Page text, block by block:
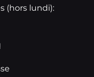
(hors lundi):